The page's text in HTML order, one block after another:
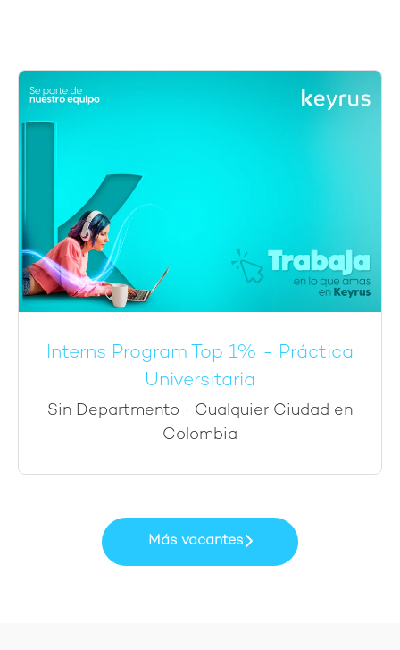
Interns Program Top 1% - Práctica
Universitaria
Sin Departmento · Cualquier Ciudad en
Colombia
Más vacantes